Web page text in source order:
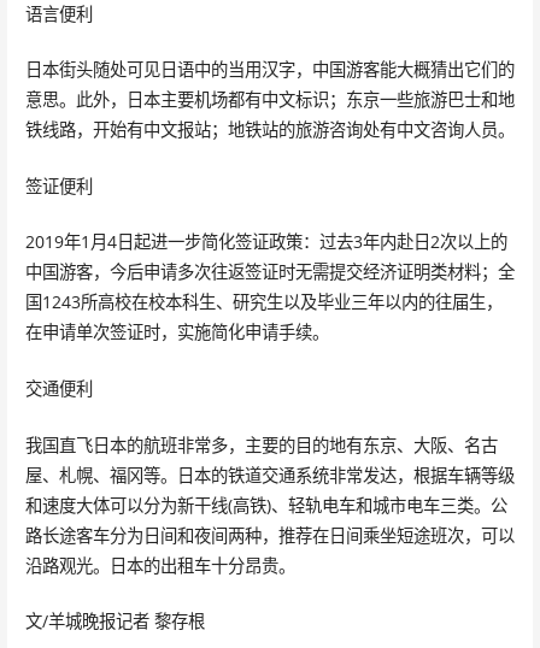
语言便利
日本街头随处可见日语中的当用汉字，中国游客能大概猜出它们的
意思。此外，日本主要机场都有中文标识；东京一些旅游巴士和地
铁线路，开始有中文报站；地铁站的旅游咨询处有中文咨询人员。
签证便利
2019年1月4日起进一步简化签证政策：过去3年内赴日2次以上的
中国游客，今后申请多次往返签证时无需提交经济证明类材料；全
国1243所高校在校本科生、研究生以及毕业三年以内的往届生，
在申请单次签证时，实施简化申请手续。
交通便利
我国直飞日本的航班非常多，主要的目的地有东京、大阪、名古
屋、札幌、福冈等。日本的铁道交通系统非常发达，根据车辆等级
和速度大体可以分为新干线(高铁)、轻轨电车和城市电车三类。公
路长途客车分为日间和夜间两种，推荐在日间乘坐短途班次，可以
沿路观光。日本的出租车十分昂贵。
文/羊城晚报记者 黎存根